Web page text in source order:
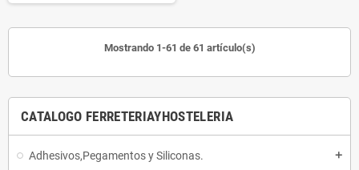
CATALOGO FERRETERIAYHOSTELERIA
Adhesivos,Pegamentos y Siliconas. add
Mostrando 1-61 de 61 artículo(s)